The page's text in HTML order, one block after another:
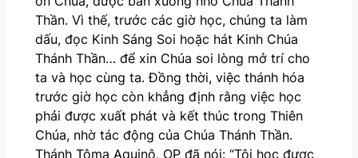
Thần. Vì thế, trước các giờ học, chúng ta làm
dấu, đọc Kinh Sáng Soi hoặc hát Kinh Chúa
Thánh Thần… để xin Chúa soi lòng mở trí cho
ta và học cùng ta. Đồng thời, việc thánh hóa
trước giờ học còn khẳng định rằng việc học
phải được xuất phát và kết thúc trong Thiên
Chúa, nhờ tác động của Chúa Thánh Thần.
Thánh Tôma Aquinô, OP đã nói: “Tôi học được